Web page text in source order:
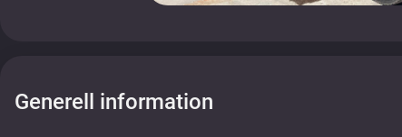
Generell information